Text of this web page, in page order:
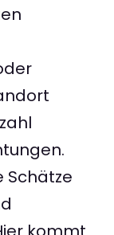
Schätze